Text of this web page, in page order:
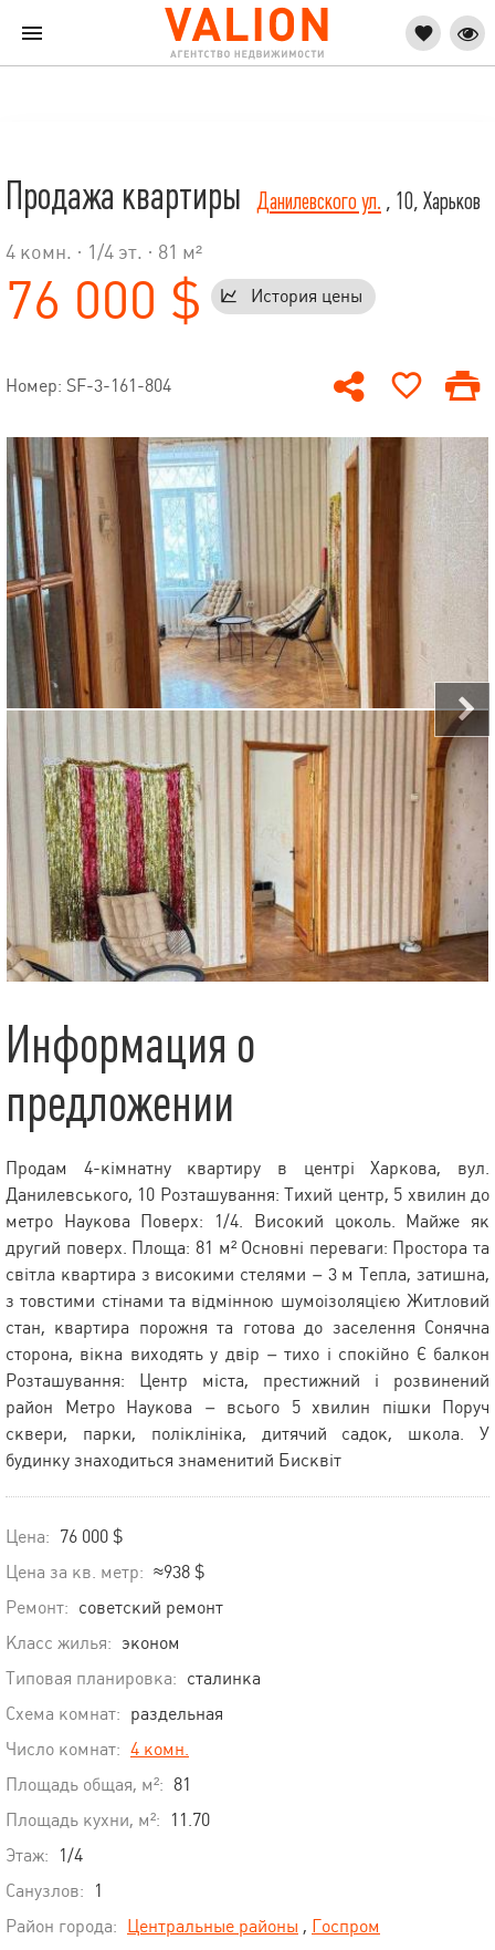
Продажа квартиры Данилевского ул. , 10, Харьков
4 комн. · 1 /4 эт. · 81 м²
76 000 $ История цены
Номер: SF-3-161-804
Информация о
предложении
Продам 4-кімнатну квартиру в центрі Харкова, вул.
Данилевського, 10 Розташування: Тихий центр, 5 хвилин до
метро Наукова Поверх: 1/4. Високий цоколь. Майже як
другий поверх. Площа: 81 м² Основні переваги: Простора та
світла квартира з високими стелями – 3 м Тепла, затишна,
з товстими стінами та відмінною шумоізоляцією Житловий
стан, квартира порожня та готова до заселення Сонячна
сторона, вікна виходять у двір – тихо і спокійно Є балкон
Розташування: Центр міста, престижний і розвинений
район Метро Наукова – всього 5 хвилин пішки Поруч
сквери, парки, поліклініка, дитячий садок, школа. У
будинку знаходиться знаменитий Бисквіт
Цена: 76 000 $
Цена за кв. метр: ≈938 $
Ремонт: советский ремонт
Класс жилья: эконом
Типовая планировка: сталинка
Схема комнат: раздельная
Число комнат: 4 комн.
Площадь общая, м²: 81
Площадь кухни, м²:
11.70
Этаж:
1/4
Санузлов:
1
Район города: Центральные районы , Госпром